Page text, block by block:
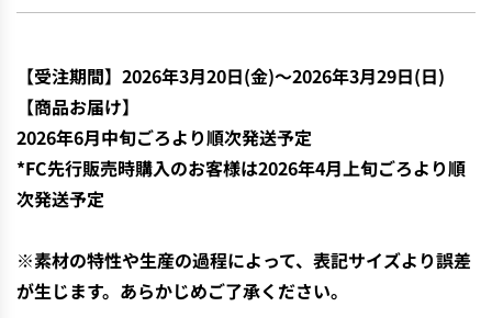
【受注期間】2026年3月20日(金)〜2026年3月29日(日)
【商品お届け】
2026年6月中旬ごろより順次発送予定
*FC先行販売時購入のお客様は2026年4月上旬ごろより順
次発送予定
※素材の特性や生産の過程によって、表記サイズより誤差
が生じます。あらかじめご了承ください。